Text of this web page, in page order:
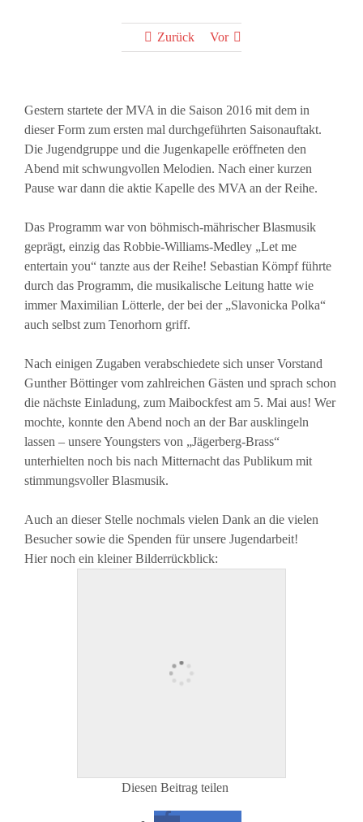
Zurück Vor
Gestern startete der MVA in die Saison 2016 mit dem in
dieser Form zum ersten mal durchgeführten Saisonauftakt.
Die Jugendgruppe und die Jugenkapelle eröffneten den
Abend mit schwungvollen Melodien. Nach einer kurzen
Pause war dann die aktie Kapelle des MVA an der Reihe.
Das Programm war von böhmisch-mährischer Blasmusik
geprägt, einzig das Robbie-Williams-Medley „Let me
entertain you“ tanzte aus der Reihe! Sebastian Kömpf führte
durch das Programm, die musikalische Leitung hatte wie
immer Maximilian Lötterle, der bei der „Slavonicka Polka“
auch selbst zum Tenorhorn griff.
Nach einigen Zugaben verabschiedete sich unser Vorstand
Gunther Böttinger vom zahlreichen Gästen und sprach schon
die nächste Einladung, zum Maibockfest am 5. Mai aus! Wer
mochte, konnte den Abend noch an der Bar ausklingeln
lassen – unsere Youngsters von „Jägerberg-Brass“
unterhielten noch bis nach Mitternacht das Publikum mit
stimmungsvoller Blasmusik.
Auch an dieser Stelle nochmals vielen Dank an die vielen
Besucher sowie die Spenden für unsere Jugendarbeit!
Hier noch ein kleiner Bilderrückblick:
Diesen Beitrag teilen